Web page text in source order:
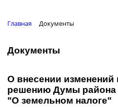
Главная Документы
Документы
О внесении изменений
решению Думы района
"О земельном налоге"